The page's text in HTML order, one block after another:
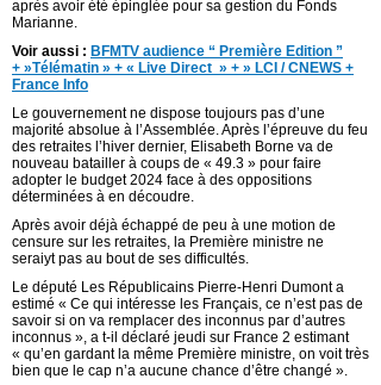
après avoir été épinglée pour sa gestion du Fonds
Marianne.
Voir aussi : BFMTV audience “ Première Edition ”
+ »Télématin » + « Live Direct » + » LCI / CNEWS +
France Info
Le gouvernement ne dispose toujours pas d’une
majorité absolue à l’Assemblée. Après l’épreuve du feu
des retraites l’hiver dernier, Elisabeth Borne va de
nouveau batailler à coups de « 49.3 » pour faire
adopter le budget 2024 face à des oppositions
déterminées à en découdre.
Après avoir déjà échappé de peu à une motion de
censure sur les retraites, la Première ministre ne
seraiyt pas au bout de ses difficultés.
Le député Les Républicains Pierre-Henri Dumont a
estimé « Ce qui intéresse les Français, ce n’est pas de
savoir si on va remplacer des inconnus par d’autres
inconnus », a t-il déclaré jeudi sur France 2 estimant
« qu’en gardant la même Première ministre, on voit très
bien que le cap n’a aucune chance d’être changé ».